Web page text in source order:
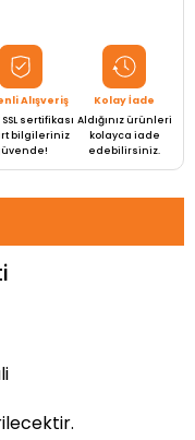
Alışveriş
SSL sertifikası
bilgileriniz
Kolay İade
Aldığınız ürünleri
kolayca iade
edebilirsiniz.